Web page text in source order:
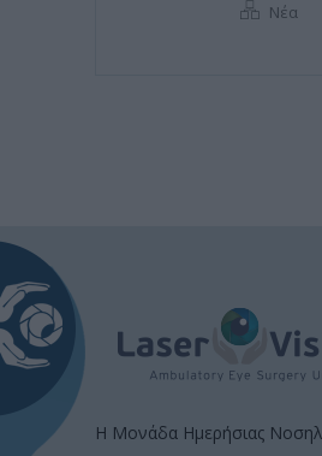
Νέα
Η Μονάδα Ημερήσιας